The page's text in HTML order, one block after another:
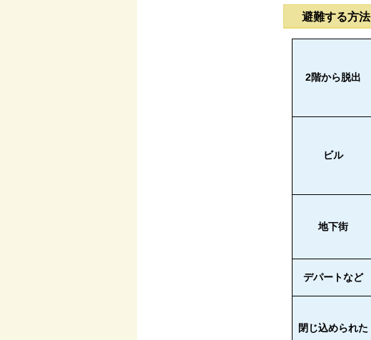
避難する方法
2階から脱出
ビル
地下街
デパートなど
閉じ込められた